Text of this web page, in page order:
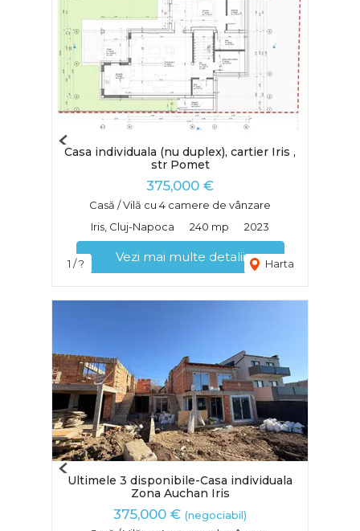
1 / ? Harta
Casa individuala (nu duplex), cartier Iris ,
str Pomet
375,000 €
Casă / Vilă cu 4 camere de vânzare
Iris, Cluj-Napoca
240 mp 2023
Vezi mai multe detalii
Ultimele 3 disponibile-Casa individuala
Zona Auchan Iris
375,000 € (negociabil)